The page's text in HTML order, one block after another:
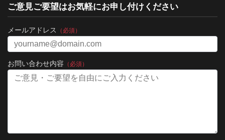
ご意見ご要望はお気軽にお申し付けください
メールアドレス （必須）
お問い合わせ内容 （必須）